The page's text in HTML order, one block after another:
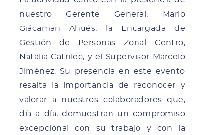
nuestro Gerente General, Mario
Giácaman Ahués, la Encargada de
Gestión de Personas Zonal Centro,
Natalia Catrileo, y el Supervisor Marcelo
Jiménez. Su presencia en este evento
resalta la importancia de reconocer y
valorar a nuestros colaboradores que,
día a día, demuestran un compromiso
excepcional con su trabajo y con la